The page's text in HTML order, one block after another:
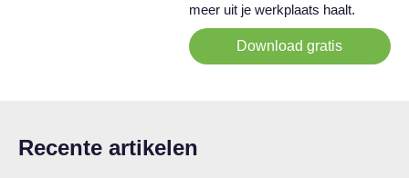
meer uit je werkplaats haalt.
Download gratis
Recente artikelen